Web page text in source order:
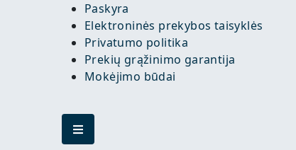
Paskyra
Elektroninės prekybos taisyklės
Privatumo politika
Prekių grąžinimo garantija
Mokėjimo būdai